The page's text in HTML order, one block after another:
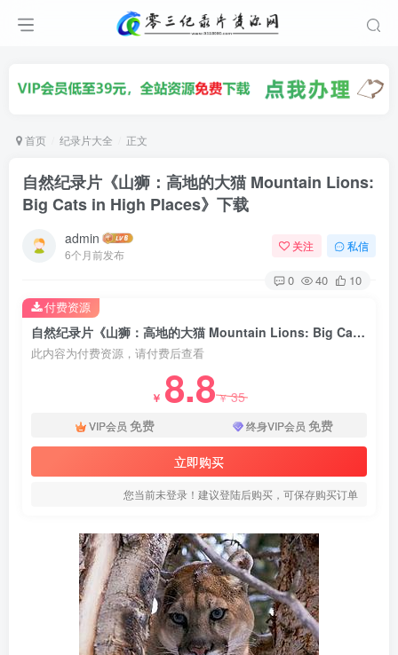
首页 纪录片大全 正文
自然纪录片《山狮：高地的大猫 Mountain Lions:
Big Cats in High Places》下载
admin
6个月前发布
关注 私信
0 40 10
自然纪录片《山狮：高地的大猫 Mountain Lions: Big Cats in High Places》下载
此内容为付费资源，请付费后查看
￥ 8.8￥35
VIP会员 免费 终身VIP会员 免费
立即购买
您当前未登录！建议登陆后购买，可保存购买订单
付费资源